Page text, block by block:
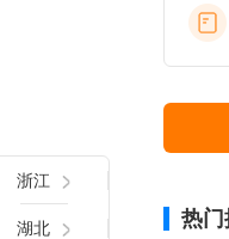
浙江
湖北 热门